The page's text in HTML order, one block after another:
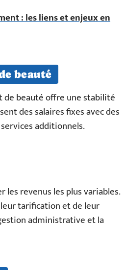
: les liens et enjeux en
beauté
de beauté offre une stabilité
des salaires fixes avec des
additionnels.
les revenus les plus variables.
tarification et de leur
administrative et la